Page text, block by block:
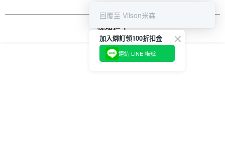
我知道了
回覆至 Vilson米森
加入綁訂領100折扣金
連結 LINE 帳號